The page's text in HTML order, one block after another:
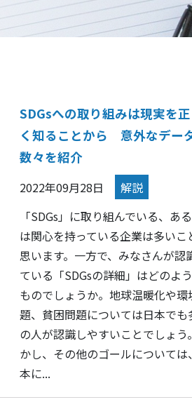
SDGsへの取り組みは現実を
く知ることから 意外なデー
数々を紹介
2022年09月28日
解説
「SDGs」に取り組んでいる、あ
は関心を持っている企業は多いこ
思います。一方で、みなさんが認
ている「SDGsの詳細」はどのよ
ものでしょうか。地球温暖化や環
題、貧困問題については日本でも
の人が認識しやすいことでしょう
かし、その他のゴールについては
本に...